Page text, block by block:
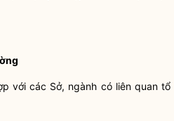
với các Sở, ngành có liên quan tổ